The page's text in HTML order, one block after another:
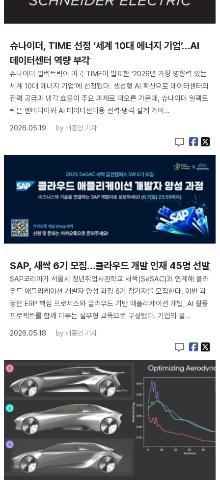
슈나이더, TIME 선정 ‘세계 10대 에너지 기업’…AI
데이터센터 역량 부각
슈나이더 일렉트릭이 미국 TIME이 발표한 ‘2026년 가장 영향력 있는
세계 10대 에너지 기업’에 선정됐다. 생성형 AI 확산으로 데이터센터의
전력 공급과 냉각 효율이 주요 과제로 떠오른 가운데, 슈나이더 일렉트
릭은 엔비디아와 AI 데이터센터용 전력·냉각 설계 가이…
2026.05.19
by 배종인 기자
SAP, 새싹 6기 모집…클라우드 개발 인재 45명 선발
SAP코리아가 서울시 청년취업사관학교 새싹(SeSAC)과 연계해 클라
우드 애플리케이션 개발자 양성 과정 6기 참가자를 모집한다. 이번 과
정은 ERP 핵심 프로세스와 클라우드 기반 애플리케이션 개발, AI 활용
프로젝트를 함께 다루는 실무형 교육으로 구성됐다. 기업의 클…
2026.05.18
by 배종인 기자